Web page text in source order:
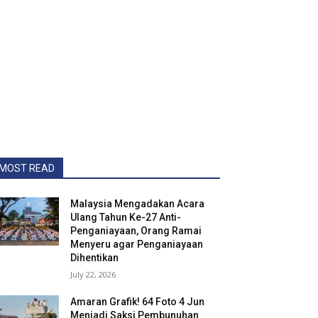
READ
Malaysia Mengadakan Acara
Ulang Tahun Ke-27 Anti-
Penganiayaan, Orang Ramai
Menyeru agar Penganiayaan
Dihentikan
July 22, 2026
Amaran Grafik! 64 Foto 4 Jun
Menjadi Saksi Pembunuhan